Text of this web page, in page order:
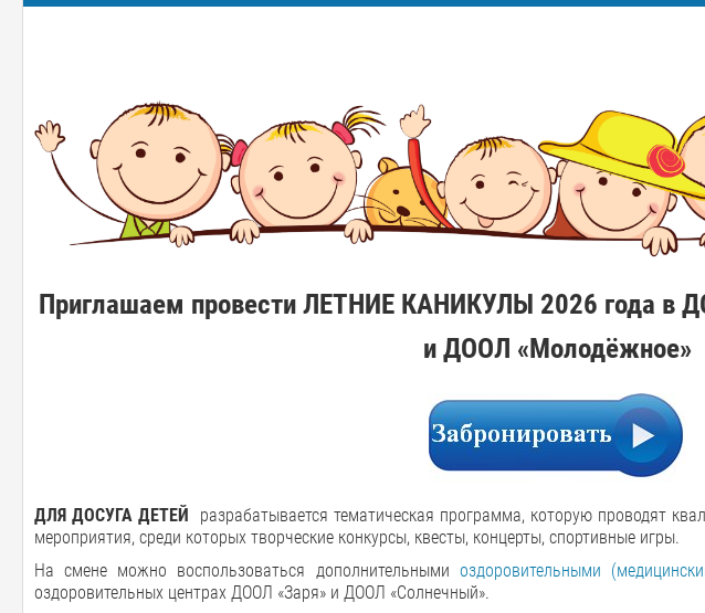
Приглашаем провести ЛЕТНИЕ КАНИКУЛЫ 2026 года в
и ДООЛ «Молодёжное»
ДЛЯ ДОСУГА ДЕТЕЙ
разрабатывается тематическая программа, которую проводят
мероприятия, среди которых творческие конкурсы, квесты, концерты, спортивные игры.
На смене можно воспользоваться дополнительными оздоровительными
оздоровительных центрах ДООЛ «Заря» и ДООЛ «Солнечный».